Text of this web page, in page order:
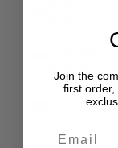
Iraq (GBP
Ireland
Join the
first order,